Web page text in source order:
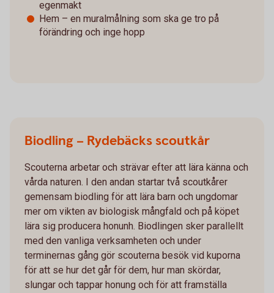
egenmakt
Hem – en muralmålning som ska ge tro på
förändring och inge hopp
Biodling – Rydebäcks scoutkår
Scouterna arbetar och strävar efter att lära känna och
vårda naturen. I den andan startar två scoutkårer
gemensam biodling för att lära barn och ungdomar
mer om vikten av biologisk mångfald och på köpet
lära sig producera honunh. Biodlingen sker parallellt
med den vanliga verksamheten och under
terminernas gång gör scouterna besök vid kuporna
för att se hur det går för dem, hur man skördar,
slungar och tappar honung och för att framställa